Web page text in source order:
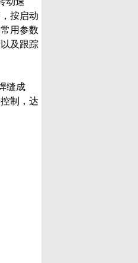
按启动
用参数
及跟踪
缝成
制，达